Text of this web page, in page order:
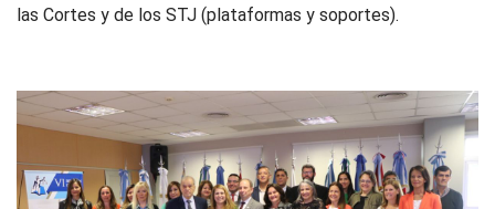
las Cortes y de los STJ (plataformas y soportes).